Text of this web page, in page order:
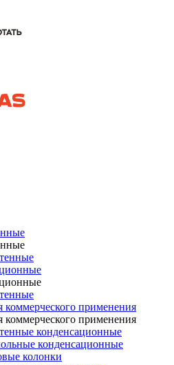
коммерческого применения
коммерческого применения
конденсационные
конденсационные
колонки